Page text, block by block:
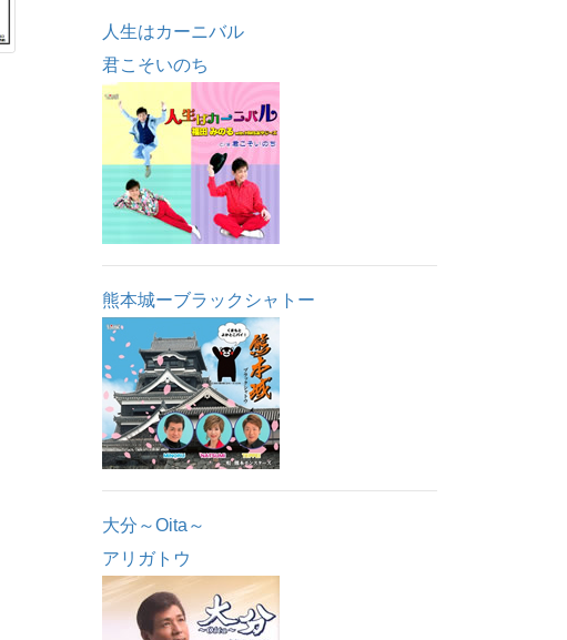
人生はカーニバル
君こそいのち
熊本城ーブラックシャトー
大分～Oita～
アリガトウ